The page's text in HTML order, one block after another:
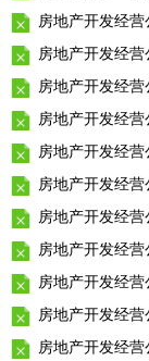
房地产开发经
房地产开发经
房地产开发经
房地产开发经
房地产开发经
房地产开发经
房地产开发经
房地产开发经
房地产开发经
房地产开发经
房地产开发经